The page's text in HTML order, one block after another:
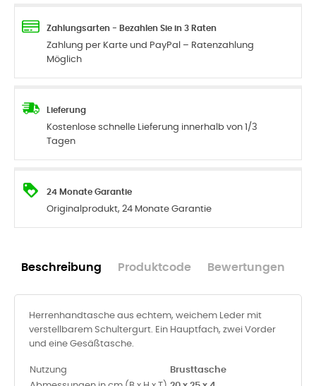
Zahlungsarten - Bezahlen Sie in 3 Raten
Zahlung per Karte und PayPal – Ratenzahlung
Möglich
Lieferung
Kostenlose schnelle Lieferung innerhalb von 1/3
Tagen
24 Monate Garantie
Originalprodukt, 24 Monate Garantie
Beschreibung Produktcode Bewertungen
Herrenhandtasche aus echtem, weichem Leder mit
verstellbarem Schultergurt. Ein Hauptfach, zwei Vorder
und eine Gesäßtasche.
Nutzung
Brusttasche